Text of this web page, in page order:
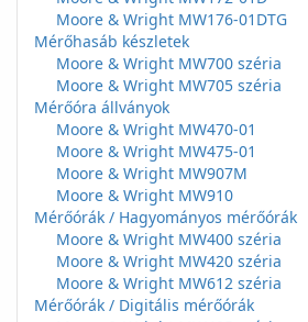
Moore & Wright MW176-01DTG
Mérőhasáb készletek
Moore & Wright MW700 széria
Moore & Wright MW705 széria
Mérőóra állványok
Moore & Wright MW470-01
Moore & Wright MW475-01
Moore & Wright MW907M
Moore & Wright MW910
Mérőórák / Hagyományos mérőórák
Moore & Wright MW400 széria
Moore & Wright MW420 széria
Moore & Wright MW612 széria
Mérőórák / Digitális mérőórák